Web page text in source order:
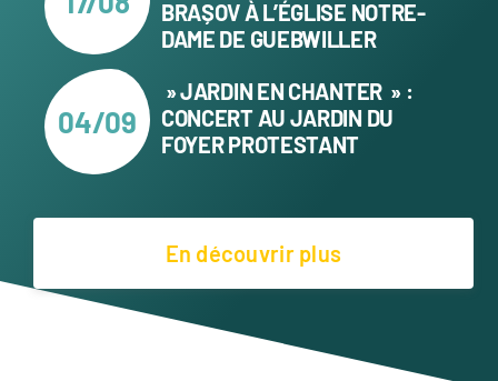
BRAȘOV À L’ÉGLISE NOTRE-
DAME DE GUEBWILLER
» JARDIN EN CHANTER » :
CONCERT AU JARDIN DU
FOYER PROTESTANT
04/09
En découvrir plus